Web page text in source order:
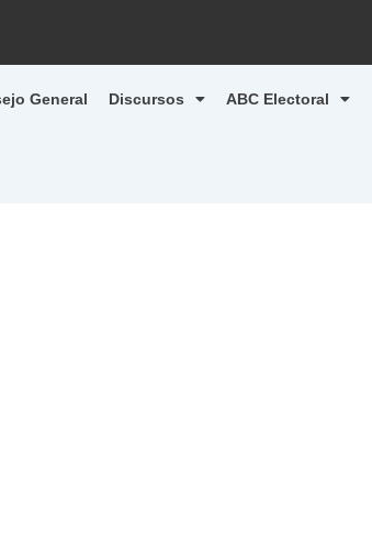
General Discursos ABC Electoral